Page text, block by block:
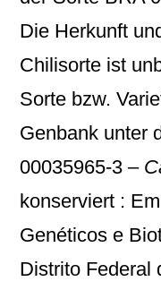
Die Herkunft
Chilisorte ist
Sorte bzw.
Genbank unter
00035965-3 –
konserviert :
Genéticos e
Distrito Federal